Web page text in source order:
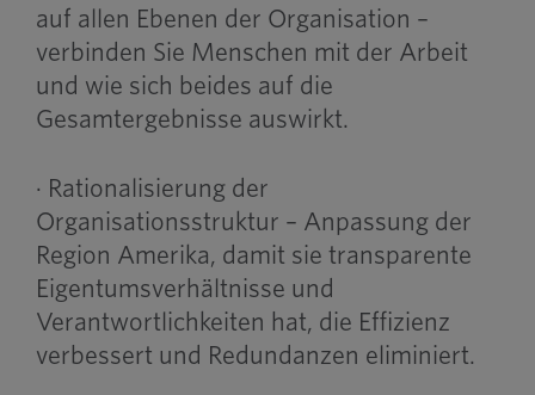
auf allen Ebenen der Organisation –
verbinden Sie Menschen mit der Arbeit
und wie sich beides auf die
Gesamtergebnisse auswirkt.
· Rationalisierung der
Organisationsstruktur – Anpassung der
Region Amerika, damit sie transparente
Eigentumsverhältnisse und
Verantwortlichkeiten hat, die Effizienz
verbessert und Redundanzen eliminiert.